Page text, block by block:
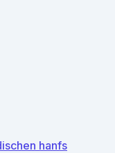
hanfs